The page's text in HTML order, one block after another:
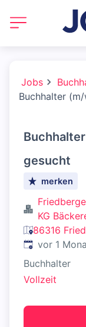
Jobs
Buchhalter
gesucht
merken
KG
86316
Veröffentlicht:
vor 1
Buchhalter
Vollzeit